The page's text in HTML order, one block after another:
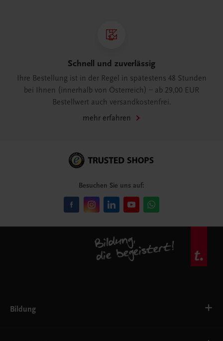
Schnell und zuverlässig
Ihre Bestellung ist in der Regel in spätestens 48 Stunden
bei Ihnen (innerhalb von Österreich) – ab 29,00 EUR
Bestellwert auch versandkostenfrei.
mehr erfahren
Besuchen Sie uns auf:
Bildung